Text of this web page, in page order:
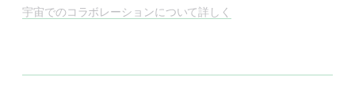
宇宙でのコラボレーションについて詳しく